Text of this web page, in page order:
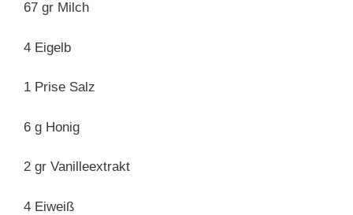
67 gr Milch
4 Eigelb
1 Prise Salz
6 g Honig
2 gr Vanilleextrakt
4 Eiweiß